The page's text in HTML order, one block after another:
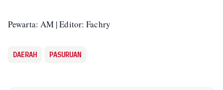
Pewarta: AM | Editor: Fachry
DAERAH PASURUAN